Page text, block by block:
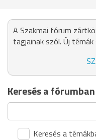
A Szakmai fórum
tagjainak szól. Új
Keresés a fórumban
Keresés a